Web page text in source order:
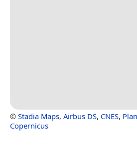
© Stadia Maps, Airbus DS, CNES,
Copernicus